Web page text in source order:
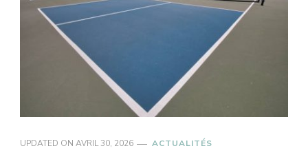
UPDATED ON AVRIL 30, 2026 ACTUALITÉS